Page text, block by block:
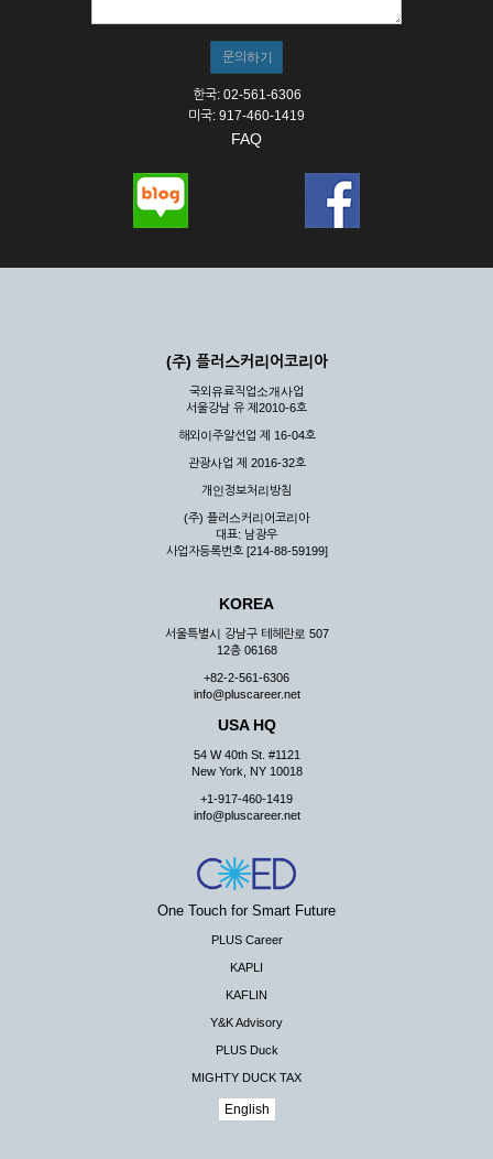
한국: 02-561-6306
미국: 917-460-1419
FAQ
(주) 플러스커리어코리아
국외유료직업소개사업
서울강남 유 제2010-6호
해외이주알선업 제 16-04호
관광사업 제 2016-32호
개인정보처리방침
(주) 플러스커리어코리아
대표: 남광우
사업자등록번호 [214-88-59199]
KOREA
서울특별시 강남구 테헤란로 507
12층 06168
+82-2-561-6306
info@pluscareer.net
USA HQ
54 W 40th St. #1121
New York, NY 10018
+1-917-460-1419
info@pluscareer.net
One Touch for Smart Future
PLUS Career
KAPLI
KAFLIN
Y&K Advisory
PLUS Duck
MIGHTY DUCK TAX
English